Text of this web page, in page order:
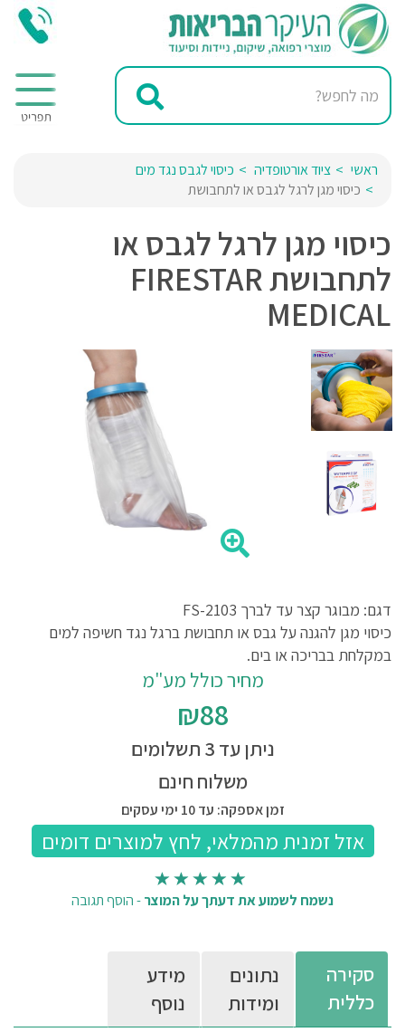
ראשי ציוד אורטופדיה
כיסוי לגבס נגד מים
כיסוי מגן לרגל לגבס או לתחבושת
כיסוי מגן לרגל לגבס או
לתחבושת FIRESTAR
MEDICAL
דגם: מבוגר קצר עד לברך FS-2103
כיסוי מגן להגנה על גבס או תחבושת ברגל נגד חשיפה למים
במקלחת בבריכה או בים.
מחיר כולל מע"מ
₪88
ניתן עד 3 תשלומים
משלוח חינם
זמן אספקה: עד 10 ימי עסקים
נשמח לשמוע את דעתך על המוצר-הוסף תגובה
סקירה
כללית
נתונים
ומידות
מידע
נוסף